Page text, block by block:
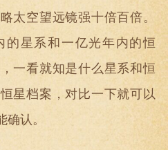
太空望远镜强十倍百倍。
的星系和一亿光年内的恒
一看就知是什么星系和恒
星档案，对比一下就可以
认。